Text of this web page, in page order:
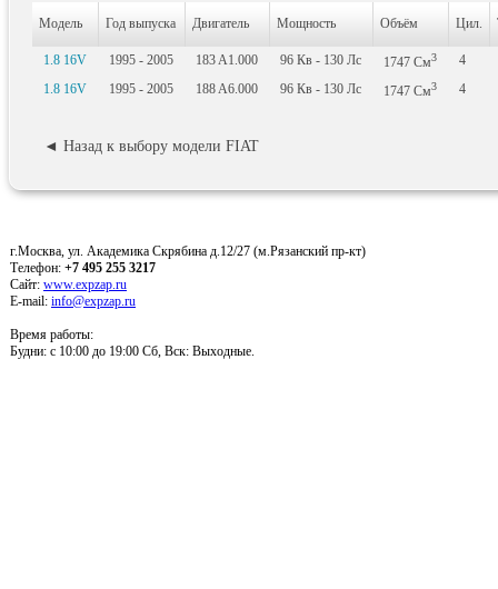
Модель Год выпуска Двигатель Мощность Объём Цил.
1.8 16V 1995 - 2005 183 A1.000 96 Кв - 130 Лс 1747 См3
4
1.8 16V
1995 - 2005 188 A6.000 96 Кв - 130 Лс 1747 См3 4
◄ Назад к выбору модели FIAT
г.Москва, ул. Академика Скрябина д.12/27 (м.Рязанский пр-кт)
Телефон: +7 495 255 3217
Сайт: www.expzap.ru
E-mail: info@expzap.ru
Время работы:
Будни: c 10:00 до 19:00 Сб, Вск: Выходные.